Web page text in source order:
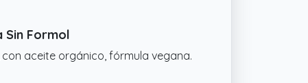
Sin Formol
aceite orgánico, fórmula vegana.